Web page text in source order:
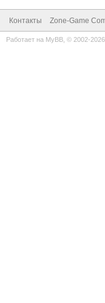
Контакты Zone-Game
Работает на MyBB , © 2002-2026